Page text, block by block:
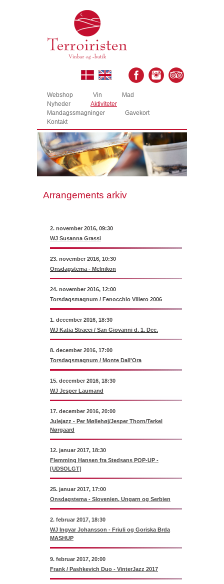
Webshop Vin
Mad
Nyheder
Aktiviteter
Mandagssmagninger
Gavekort
Kontakt
Arrangements arkiv
2. november 2016, 09:30
WJ Susanna Grassi
23. november 2016, 10:30
Onsdagstema - Melnikon
24. november 2016, 12:00
Torsdagsmagnum / Fenocchio Villero 2006
1. december 2016, 18:30
WJ Katia Stracci / San Giovanni d. 1. Dec.
8. december 2016, 17:00
Torsdagsmagnum / Monte Dall'Ora
15. december 2016, 18:30
WJ Jesper Laumand
17. december 2016, 20:00
Julejazz - Per Møllehøj/Jesper Thorn/Terkel
Nørgaard
12. januar 2017, 18:30
Flemming Hansen fra Stedsans POP-UP -
[UDSOLGT]
25. januar 2017, 17:00
Onsdagstema - Slovenien, Ungarn og Serbien
2. februar 2017, 18:30
WJ Ingvar Johansson - Friuli og Goriska Brda
MASHUP
9. februar 2017, 20:00
Frank / Pashkevich Duo - VinterJazz 2017